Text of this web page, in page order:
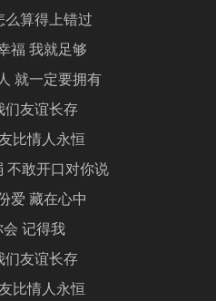
么算得上错过
福 我就足够
就一定要拥有
们友谊长存
比情人永恒
不敢开口对你说
爱 藏在心中
会 记得我
们友谊长存
比情人永恒